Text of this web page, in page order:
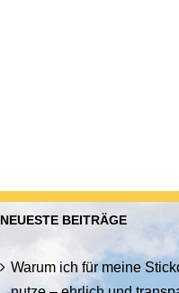
NEUESTE BEITRÄGE
Warum ich für meine